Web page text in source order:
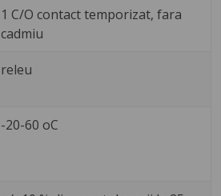
1 C/O contact temporizat, fara
cadmiu
releu
-20-60 oC